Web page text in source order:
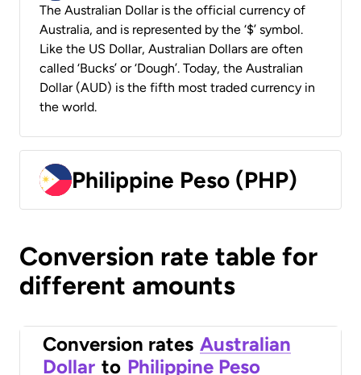
The Australian Dollar is the official currency of
Australia, and is represented by the ‘$’ symbol.
Like the US Dollar, Australian Dollars are often
called ‘Bucks’ or ‘Dough’. Today, the Australian
Dollar (AUD) is the fifth most traded currency in
the world.
Philippine Peso (PHP)
Conversion rate table for
different amounts
Conversion rates Australian
Dollar to Philippine Peso